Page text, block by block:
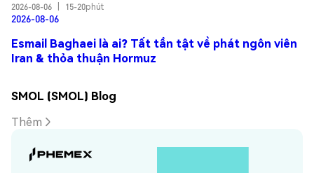
2026-08-06
15-20phút
2026-08-06
Esmail Baghaei là ai? Tất tần tật về phát ngôn viên
Iran & thỏa thuận Hormuz
SMOL (SMOL) Blog
Thêm